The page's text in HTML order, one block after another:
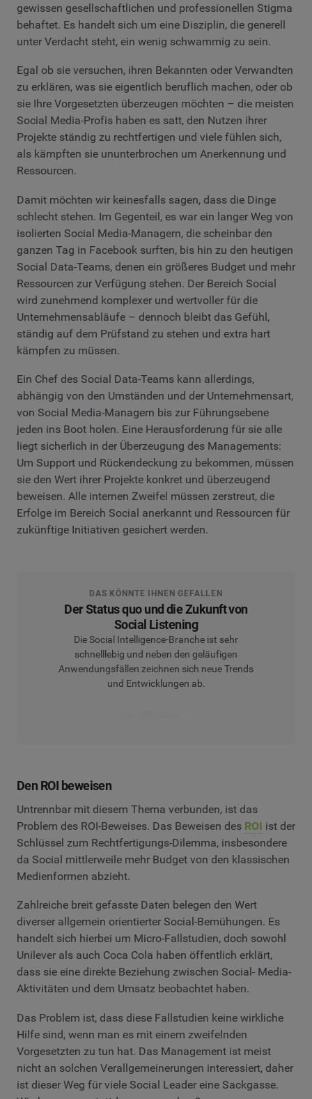
gewissen gesellschaftlichen und professionellen Stigma
behaftet. Es handelt sich um eine Disziplin, die generell
unter Verdacht steht, ein wenig schwammig zu sein.
Egal ob sie versuchen, ihren Bekannten oder Verwandten
zu erklären, was sie eigentlich beruflich machen, oder ob
sie Ihre Vorgesetzten überzeugen möchten – die meisten
Social Media-Profis haben es satt, den Nutzen ihrer
Projekte ständig zu rechtfertigen und viele fühlen sich,
als kämpften sie ununterbrochen um Anerkennung und
Ressourcen.
Damit möchten wir keinesfalls sagen, dass die Dinge
schlecht stehen. Im Gegenteil, es war ein langer Weg von
isolierten Social Media-Managern, die scheinbar den
ganzen Tag in Facebook surften, bis hin zu den heutigen
Social Data-Teams, denen ein größeres Budget und mehr
Ressourcen zur Verfügung stehen. Der Bereich Social
wird zunehmend komplexer und wertvoller für die
Unternehmensabläufe – dennoch bleibt das Gefühl,
ständig auf dem Prüfstand zu stehen und extra hart
kämpfen zu müssen.
Ein Chef des Social Data-Teams kann allerdings,
abhängig von den Umständen und der Unternehmensart,
von Social Media-Managern bis zur Führungsebene
jeden ins Boot holen. Eine Herausforderung für sie alle
liegt sicherlich in der Überzeugung des Managements:
Um Support und Rückendeckung zu bekommen, müssen
sie den Wert ihrer Projekte konkret und überzeugend
beweisen. Alle internen Zweifel müssen zerstreut, die
Erfolge im Bereich Social anerkannt und Ressourcen für
zukünftige Initiativen gesichert werden.
DAS KÖNNTE IHNEN GEFALLEN
Der Status quo und die Zukunft von
Social Listening
Die Social Intelligence-Branche ist sehr
schnelllebig und neben den geläufigen
Anwendungsfällen zeichnen sich neue Trends
und Entwicklungen ab.
Den ROI beweisen
Untrennbar mit diesem Thema verbunden, ist das
Problem des ROI-Beweises. Das Beweisen des ROI ist der
Schlüssel zum Rechtfertigungs-Dilemma, insbesondere
da Social mittlerweile mehr Budget von den klassischen
Medienformen abzieht.
Zahlreiche breit gefasste Daten belegen den Wert
diverser allgemein orientierter Social-Bemühungen. Es
handelt sich hierbei um Micro-Fallstudien, doch sowohl
Unilever als auch Coca Cola haben öffentlich erklärt,
dass sie eine direkte Beziehung zwischen Social- Media-
Aktivitäten und dem Umsatz beobachtet haben.
Das Problem ist, dass diese Fallstudien keine wirkliche
Hilfe sind, wenn man es mit einem zweifelnden
Vorgesetzten zu tun hat. Das Management ist meist
nicht an solchen Verallgemeinerungen interessiert, daher
ist dieser Weg für viele Social Leader eine Sackgasse.